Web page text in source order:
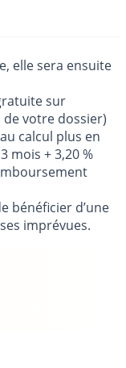
elle sera ensuite
sur
de votre dossier)
calcul plus en
3 mois + 3,20 %
bénéficier d’une
imprévues.